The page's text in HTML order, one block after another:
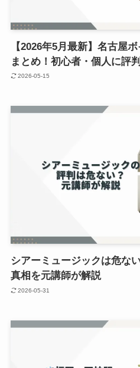
【2026年5月最新】名古屋
まとめ！初心者・個人に評
2026-05-15
シアーミュージックは危な
真相を元講師が解説
2026-05-31